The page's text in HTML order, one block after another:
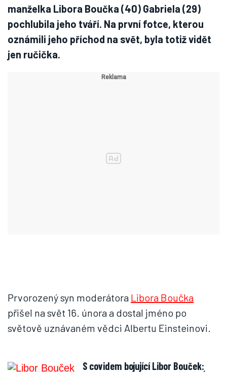
manželka Libora Boučka (40) Gabriela (29)
pochlubila jeho tváří. Na první fotce, kterou
oznámili jeho příchod na svět, byla totiž vidět
jen ručička.
Prvorozený syn moderátora Libora Boučka
přišel na svět 16. února a dostal jméno po
světově uznávaném vědci Albertu Einsteinovi.
S covidem bojující Libor Bouček: